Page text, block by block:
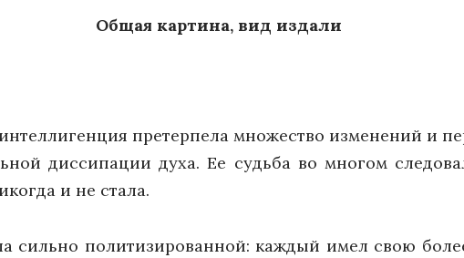
Общая картина, вид издали
претерпела множество изменений и
диссипации духа. Ее судьба во многом
и не стала.
сильно политизированной: каждый имел свою